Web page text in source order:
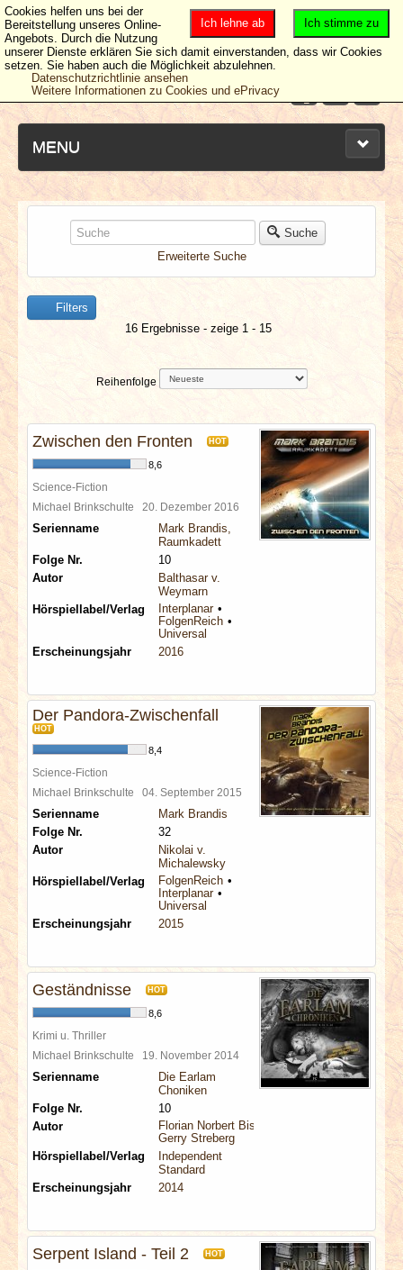
MENU
NEUESTE ARTIKEL
NEWS & DATES
BERICHTE
SPECIALS
REDAKTION
LINKS
ARCHIV
Suche
Erweiterte Suche
Filters
16 Ergebnisse - zeige 1 - 15
Reihenfolge
Zwischen den Fronten HOT
8,6
Science-Fiction
Michael Brinkschulte 20. Dezember 2016
Serienname
Mark Brandis,
Raumkadett
Folge Nr.
10
Autor
Balthasar v.
Weymarn
Hörspiellabel/Verlag
Interplanar
FolgenReich
Universal
Erscheinungsjahr
2016
Der Pandora-Zwischenfall
HOT
8,4
Science-Fiction
Michael Brinkschulte 04. September 2015
Serienname
Mark Brandis
Folge Nr.
32
Autor
Nikolai v.
Michalewsky
Hörspiellabel/Verlag
FolgenReich
Interplanar
Universal
Erscheinungsjahr
2015
Geständnisse HOT
8,6
Krimi u. Thriller
Michael Brinkschulte 19. November 2014
Serienname
Die Earlam
Choniken
Folge Nr.
10
Autor
Florian Norbert Bischoff
Gerry Streberg
Hörspiellabel/Verlag
Independent
Standard
Erscheinungsjahr
2014
Serpent Island - Teil 2 HOT
Ich stimme zu
Ich lehne ab
Cookies helfen uns bei der
Bereitstellung unseres Online-
Angebots. Durch die Nutzung
unserer Dienste erklären Sie sich damit einverstanden, dass wir Cookies
setzen. Sie haben auch die Möglichkeit abzulehnen.
Datenschutzrichtlinie ansehen
Weitere Informationen zu Cookies und ePrivacy